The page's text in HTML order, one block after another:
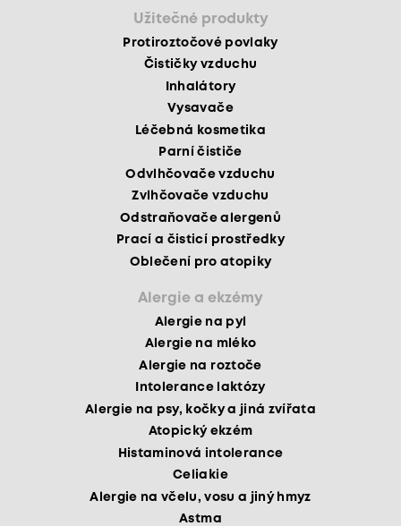
Užitečné produkty
Protiroztočové povlaky
Čističky vzduchu
Inhalátory
Vysavače
Léčebná kosmetika
Parní čističe
Odvlhčovače vzduchu
Zvlhčovače vzduchu
Odstraňovače alergenů
Prací a čisticí prostředky
Oblečení pro atopiky
Alergie a ekzémy
Alergie na pyl
Alergie na mléko
Alergie na roztoče
Intolerance laktózy
Alergie na psy, kočky a jiná zvířata
Atopický ekzém
Histaminová intolerance
Celiakie
Alergie na včelu, vosu a jiný hmyz
Astma